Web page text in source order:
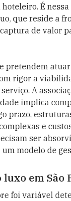
É nessa
que reside a
de valor
pretendem atuar
rigor a
A
implica
prazo,
e
ser
modelo de
em São
foi variável